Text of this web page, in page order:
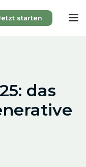
starten
das